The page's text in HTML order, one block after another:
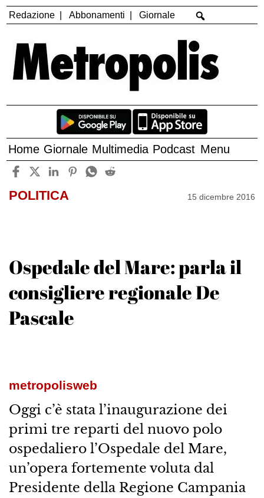
Redazione Abbonamenti Giornale
Home Giornale Multimedia Podcast Menu
POLITICA 15 dicembre 2016
Ospedale del Mare: parla il
consigliere regionale De
Pascale
metropolisweb
Oggi c’è stata l’inaugurazione dei
primi tre reparti del nuovo polo
ospedaliero l’Ospedale del Mare,
un’opera fortemente voluta dal
Presidente della Regione Campania